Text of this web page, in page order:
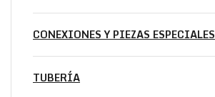
CONEXIONES Y PIEZAS ESPECIALES
TUBERÍA